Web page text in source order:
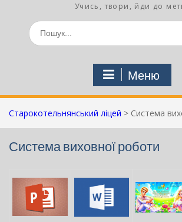
Учись, твори, йди до
Шукати:
Меню
Старокотельнянський ліцей > Система
Система виховної роботи